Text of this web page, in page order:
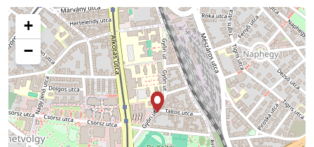
+
−